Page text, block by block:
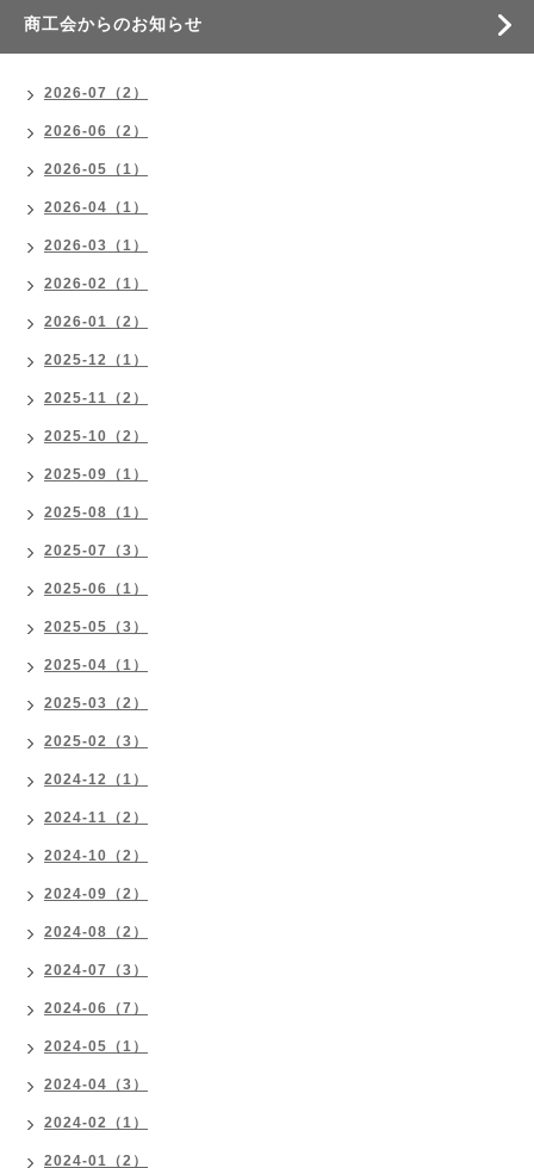
商工会からのお知らせ
2026-07（2）
2026-06（2）
2026-05（1）
2026-04（1）
2026-03（1）
2026-02（1）
2026-01（2）
2025-12（1）
2025-11（2）
2025-10（2）
2025-09（1）
2025-08（1）
2025-07（3）
2025-06（1）
2025-05（3）
2025-04（1）
2025-03（2）
2025-02（3）
2024-12（1）
2024-11（2）
2024-10（2）
2024-09（2）
2024-08（2）
2024-07（3）
2024-06（7）
2024-05（1）
2024-04（3）
2024-02（1）
2024-01（2）